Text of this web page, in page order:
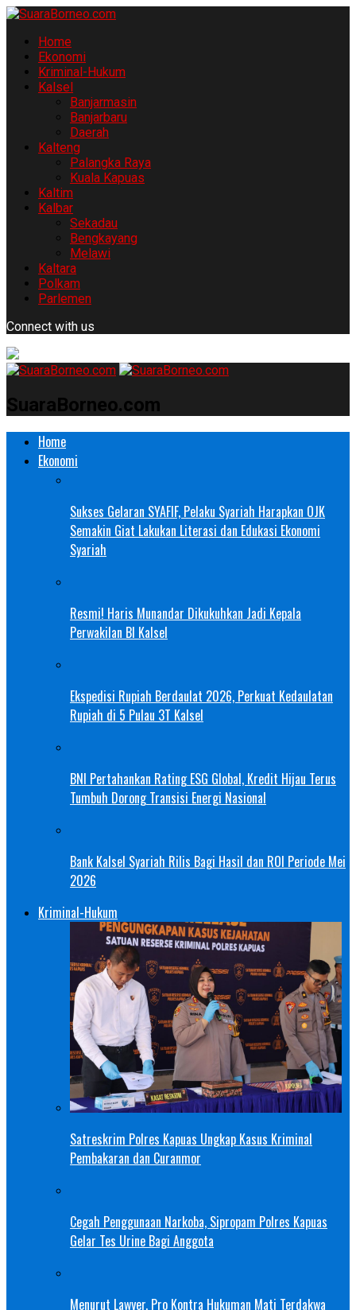
Home
Ekonomi
Kriminal-Hukum
Kalsel
Banjarmasin
Banjarbaru
Daerah
Kalteng
Palangka Raya
Kuala Kapuas
Kaltim
Kalbar
Sekadau
Bengkayang
Melawi
Kaltara
Polkam
Parlemen
Connect with us
SuaraBorneo.com
Home
Ekonomi
Sukses Gelaran SYAFIF, Pelaku Syariah Harapkan OJK
Semakin Giat Lakukan Literasi dan Edukasi Ekonomi
Syariah
Resmi! Haris Munandar Dikukuhkan Jadi Kepala
Perwakilan BI Kalsel
Ekspedisi Rupiah Berdaulat 2026, Perkuat Kedaulatan
Rupiah di 5 Pulau 3T Kalsel
BNI Pertahankan Rating ESG Global, Kredit Hijau Terus
Tumbuh Dorong Transisi Energi Nasional
Bank Kalsel Syariah Rilis Bagi Hasil dan ROI Periode Mei
2026
Kriminal-Hukum
Satreskrim Polres Kapuas Ungkap Kasus Kriminal
Pembakaran dan Curanmor
Cegah Penggunaan Narkoba, Sipropam Polres Kapuas
Gelar Tes Urine Bagi Anggota
Menurut Lawyer, Pro Kontra Hukuman Mati Terdakwa